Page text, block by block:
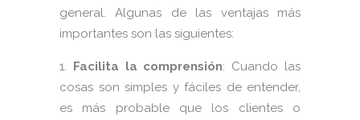
general. Algunas de las ventajas más
importantes son las siguientes:
Facilita la comprensión: Cuando las
cosas son simples y fáciles de entender,
es más probable que los clientes o